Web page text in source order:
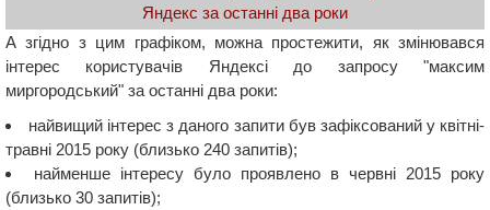
Яндекс за останні два роки
А згідно з цим графіком, можна простежити, як змінювався
інтерес користувачів Яндексі до запросу "максим
миргородський" за останні два роки:
найвищий інтерес з даного запити був зафіксований у квітні-
травні 2015 року (близько 240 запитів);
найменше інтересу було проявлено в червні 2015 року
(близько 30 запитів);